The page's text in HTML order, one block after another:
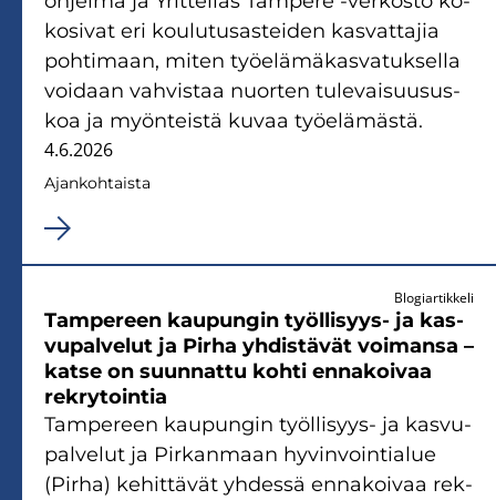
ko­si­vat eri kou­lu­tusas­tei­den kas­vat­ta­jia
poh­ti­maan, miten työ­elä­mä­kas­va­tuk­sel­la
voi­daan vah­vis­taa nuor­ten tu­le­vai­suusus­
koa ja myön­teis­tä kuvaa työ­elä­mäs­tä.
4.6.2026
Ajan­koh­tais­ta
Blogiartikkeli
Tam­pe­reen kau­pun­gin työllisyys-​ ja kas­
vu­pal­ve­lut ja Pirha yh­dis­tä­vät voi­man­sa –
katse on suun­nat­tu kohti en­na­koi­vaa
rek­ry­toin­tia
Tam­pe­reen kau­pun­gin työllisyys-​ ja kas­vu­
pal­ve­lut ja Pir­kan­maan hy­vin­voin­tia­lue
(Pirha) ke­hit­tä­vät yh­des­sä en­na­koi­vaa rek­